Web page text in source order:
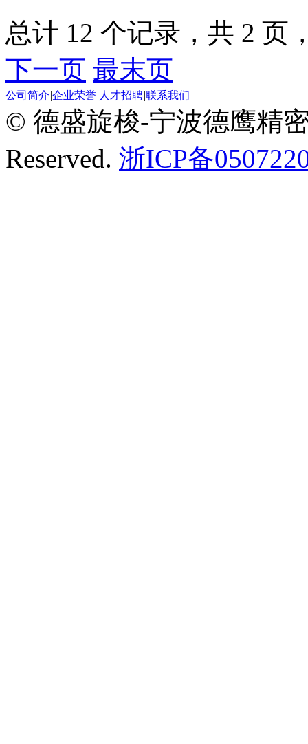
总计 12 个记录，共 2 页
下一页 最末页
公司简介|企业荣誉| 人才招聘|联系我们
© 德盛旋梭-宁波德鹰精
Reserved. 浙ICP备